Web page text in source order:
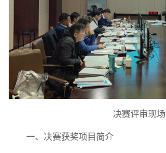
决赛评审现场
一、决赛获奖项目简介